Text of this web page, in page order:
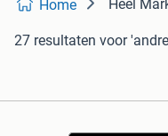
Home Heel
27 resultaten voor